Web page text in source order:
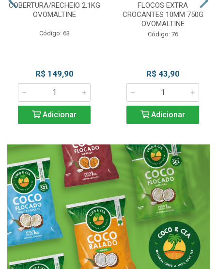
COBERTURA/RECHEIO 2,1KG
OVOMALTINE
Código: 63
R$ 149,90
Adicionar
FLOCOS EXTRA
CROCANTES 10MM 750G
OVOMALTINE
Código: 76
R$ 43,90
Adicionar